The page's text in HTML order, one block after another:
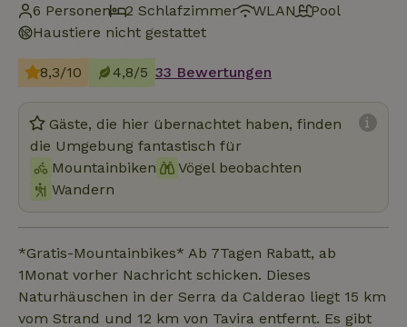
6 Personen
2 Schlafzimmer WLAN
Pool
Haustiere nicht gestattet
8,3/10 4,8/5 33 Bewertungen
Gäste, die hier übernachtet haben, finden
die Umgebung fantastisch für
Mountainbiken
Vögel beobachten
Wandern
*Gratis-Mountainbikes* Ab 7Tagen Rabatt, ab
1Monat vorher Nachricht schicken. Dieses
Naturhäuschen in der Serra da Calderao liegt 15 km
vom Strand und 12 km von Tavira entfernt. Es gibt